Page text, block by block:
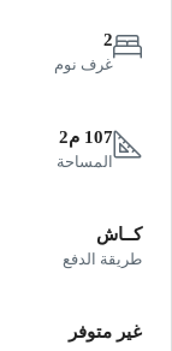
2
غرف نوم
107 م2
المساحة
كــاش
طريقة الدفع
غير متوفر